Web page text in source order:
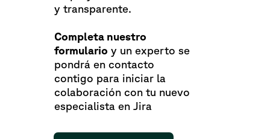
y transparente.
Completa nuestro
formulario y un experto se
pondrá en contacto
contigo para iniciar la
colaboración con tu nuevo
especialista en Jira